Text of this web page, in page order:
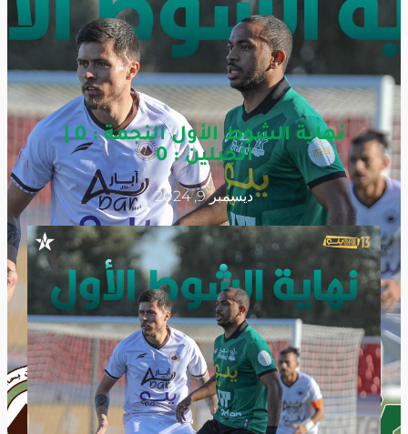
نهاية الشوط الأول النجمة : 0 |
الجبلين : 0
ديسمبر 9, 2024